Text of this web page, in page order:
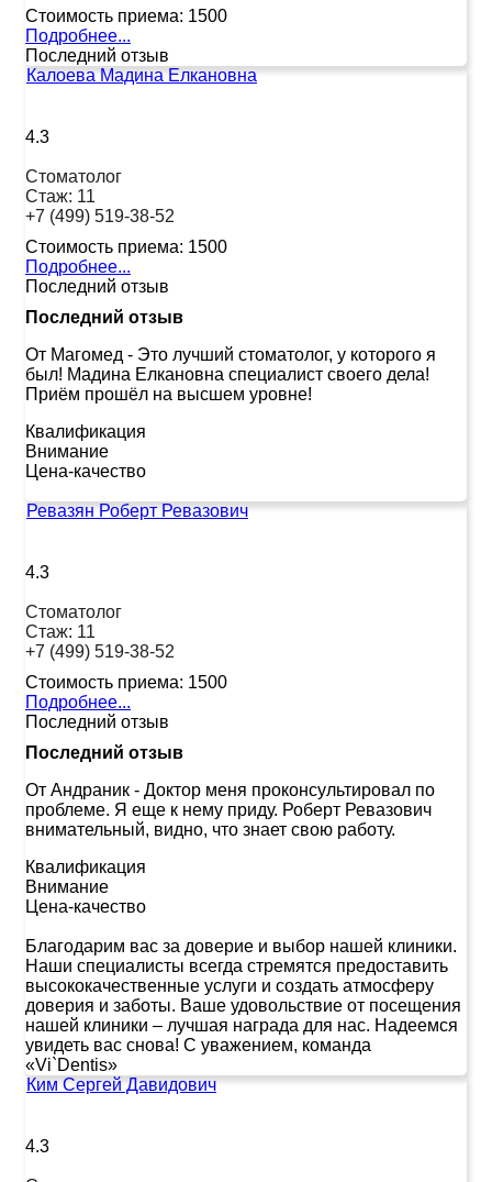
Стоимость приема: 1500
Подробнее...
Последний отзыв
Калоева Мадина Елкановна
4.3
Стоматолог
Стаж: 11
+7 (499) 519-38-52
Стоимость приема: 1500
Подробнее...
Последний отзыв
Последний отзыв
От Магомед - Это лучший стоматолог, у которого я
был! Мадина Елкановна специалист своего дела!
Приём прошёл на высшем уровне!
Квалификация
Внимание
Цена-качество
Ревазян Роберт Ревазович
4.3
Стоматолог
Стаж: 11
+7 (499) 519-38-52
Стоимость приема: 1500
Подробнее...
Последний отзыв
Последний отзыв
От Андраник - Доктор меня проконсультировал по
проблеме. Я еще к нему приду. Роберт Ревазович
внимательный, видно, что знает свою работу.
Квалификация
Внимание
Цена-качество
Благодарим вас за доверие и выбор нашей клиники.
Наши специалисты всегда стремятся предоставить
высококачественные услуги и создать атмосферу
доверия и заботы. Ваше удовольствие от посещения
нашей клиники – лучшая награда для нас. Надеемся
увидеть вас снова! С уважением, команда
«Vi`Dentis»
Ким Сергей Давидович
4.3